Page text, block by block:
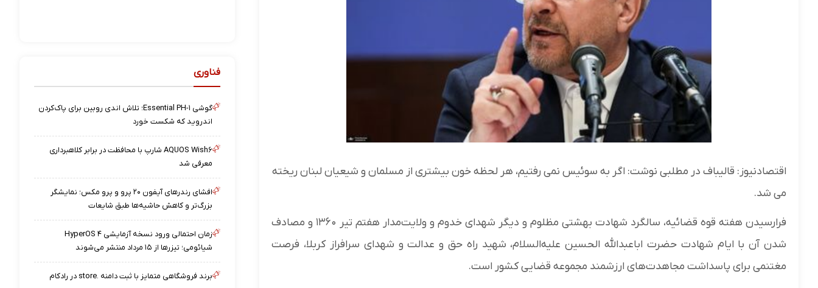
اقتصادنیوز: قالیباف در مطلبی نوشت: اگر به سوئیس نمی رفتیم، هر لحظه خون بیشتری از مسلمان و شیعیان لبنان ریخته
می شد.
فرارسیدن هفته قوه قضائیه، سالگرد شهادت بهشتی مظلوم و دیگر شهدای خدوم و ولایت‌مدار هفتم تیر ۱۳۶۰ و مصادف
شدن آن با ایام شهادت حضرت اباعبدالله الحسین علیه‌السلام، شهید راه حق و عدالت و شهدای سرافراز کربلا، فرصت
مغتنمی برای پاسداشت مجاهدت‌های ارزشمند مجموعه قضایی کشور است.
فناوری
گوشی Essential PH-۱؛ تلاش اندی روبین برای پاک‌کردن
اندروید که شکست خورد
AQUOS Wish۶ شارپ با محافظت در برابر کلاهبرداری
معرفی شد
افشای رندرهای آیفون ۲۰ پرو و پرو مکس؛ نمایشگر
بزرگ‌تر و کاهش حاشیه‌ها طبق شایعات
زمان احتمالی ورود نسخه آزمایشی HyperOS ۴
شیائومی؛ تیزرها از ۱۵ مرداد منتشر می‌شوند
برند فروشگاهی متمایز با ثبت دامنه .store در رادکام